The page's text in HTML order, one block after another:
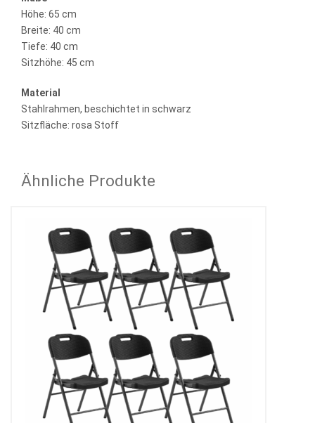
Höhe: 65 cm
Breite: 40 cm
Tiefe: 40 cm
Sitzhöhe: 45 cm
Material
Stahlrahmen, beschichtet in schwarz
Sitzfläche: rosa Stoff
Ähnliche Produkte